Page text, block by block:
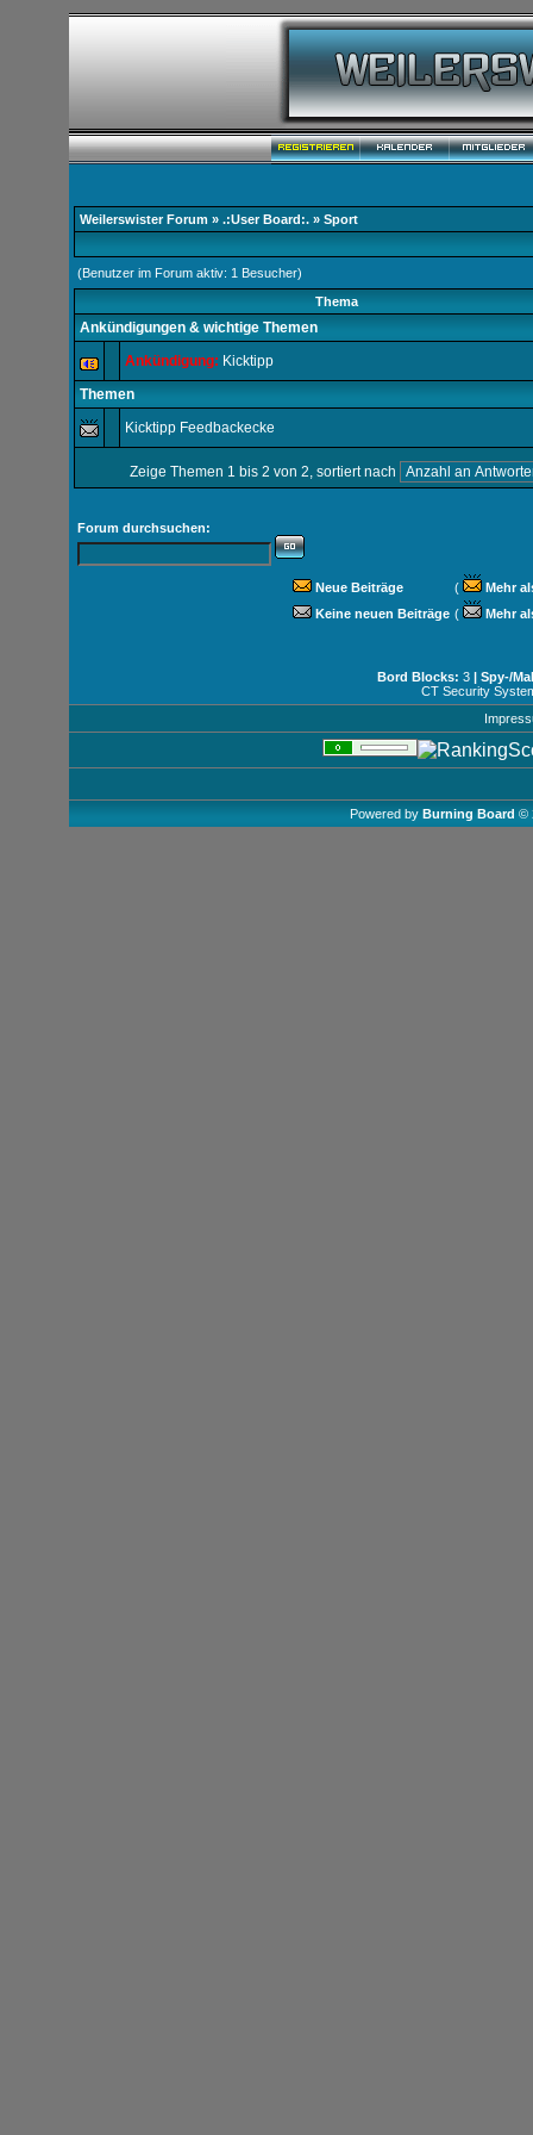
Weilerswister Forum » .:User Board:. » Sport
(Benutzer im Forum aktiv: 1 Besucher)
Thema
Ankündigungen & wichtige Themen
Ankündigung: Kicktipp
Themen
Kicktipp Feedbackecke
Zeige Themen 1 bis 2 von 2, sortiert nach
Forum durchsuchen:
Neue Beiträge (
Mehr
Keine neuen Beiträge ( Mehr
Bord Blocks: 3 | Spy-/
CT Security
Powered by Burning Board ©